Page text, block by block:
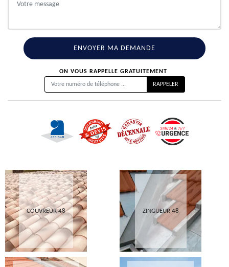
ON VOUS RAPPELLE GRATUITEMENT
COUVREUR 48 ZINGUEUR 48